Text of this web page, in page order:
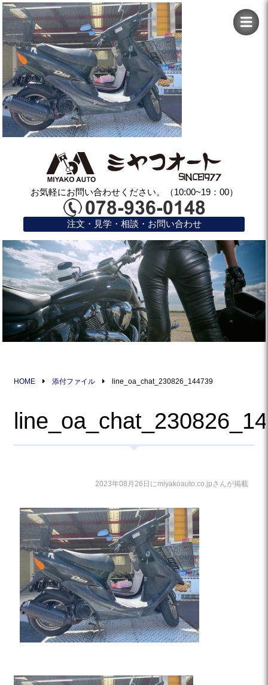
お気軽にお問い合わせください。（10:00~19：00）
注文・見学・相談・お問い合わせ
HOME 添付ファイル line_oa_chat_230826_144739
2023年08月26日にmiyakoauto.co.jpさんが掲載